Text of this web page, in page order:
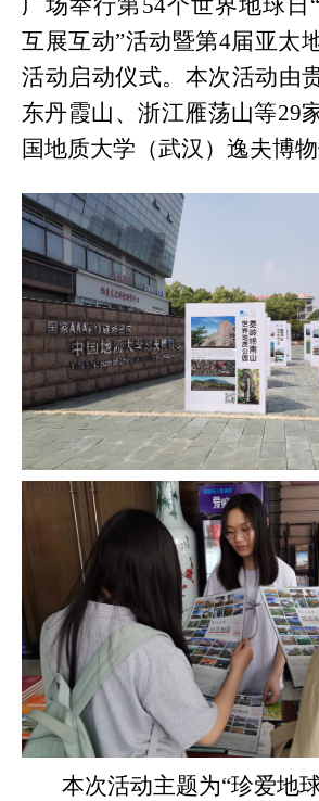
广场举行第54个世界地球日
互展互动”活动暨第4届亚太
活动启动仪式。本次活动由
东丹霞山、浙江雁荡山等29
国地质大学（武汉）逸夫博
本次活动主题为“珍爱地